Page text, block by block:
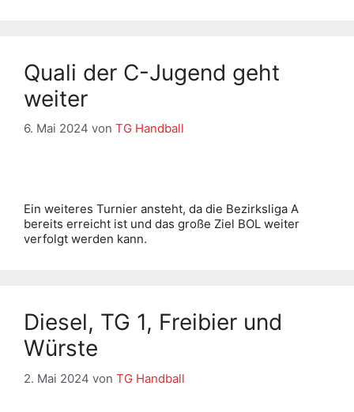
Quali der C-Jugend geht
weiter
6. Mai 2024 von TG Handball
Ein weiteres Turnier ansteht, da die Bezirksliga A
bereits erreicht ist und das große Ziel BOL weiter
verfolgt werden kann.
Diesel, TG 1, Freibier und
Würste
2. Mai 2024 von TG Handball